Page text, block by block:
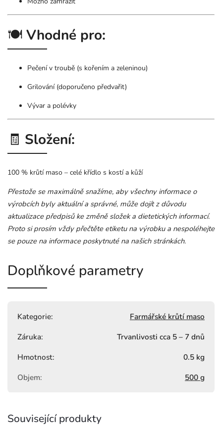
🍽️ Vhodné pro:
Pečení v troubě (s kořením a zeleninou)
Grilování (doporučeno předvařit)
Vývar a polévky
🧾 Složení:
100 % krůtí maso – celé křídlo s kostí a kůží
Přestože se maximálně snažíme, aby všechny informace o
výrobcích byly aktuální a správné, může dojít z důvodu
aktualizace předpisů ke změně složek a dietetických informací.
Proto si prosím vždy přečtěte etiketu na výrobku a nespoléhejte
se pouze na informace poskytnuté na našich stránkách.
Doplňkové parametry
Kategorie:
Farmářské krůtí maso
Záruka:
Trvanlivosti cca 5 – 7 dnů
Hmotnost:
0.5 kg
Objem: 500 g
Související produkty